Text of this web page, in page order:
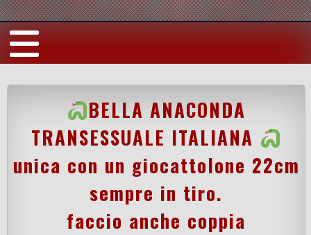
BELLA ANACONDA
TRANSESSUALE ITALIANA
unica con un giocattolone 22cm
sempre in tiro.
faccio anche coppia